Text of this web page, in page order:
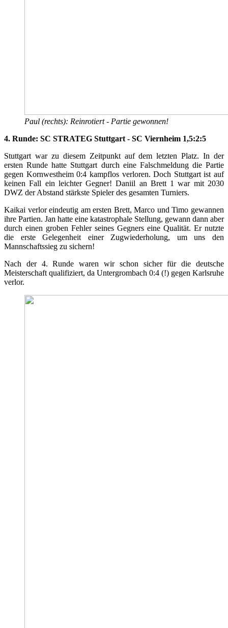
Paul (rechts): Reinrotiert - Partie gewonnen!
4. Runde: SC STRATEG Stuttgart - SC Viernheim 1,5:2:5
Stuttgart war zu diesem Zeitpunkt auf dem letzten Platz. In der
ersten Runde hatte Stuttgart durch eine Falschmeldung die Partie
gegen Kornwestheim 0:4 kampflos verloren. Doch Stuttgart ist auf
keinen Fall ein leichter Gegner! Daniil an Brett 1 war mit 2030
DWZ der Abstand stärkste Spieler des gesamten Turniers.
Kaikai verlor eindeutig am ersten Brett, Marco und Timo gewannen
ihre Partien. Jan hatte eine katastrophale Stellung, gewann dann aber
durch einen groben Fehler seines Gegners eine Qualität. Er nutzte
die erste Gelegenheit einer Zugwiederholung, um uns den
Mannschaftssieg zu sichern!
Nach der 4. Runde waren wir schon sicher für die deutsche
Meisterschaft qualifiziert, da Untergrombach 0:4 (!) gegen Karlsruhe
verlor.